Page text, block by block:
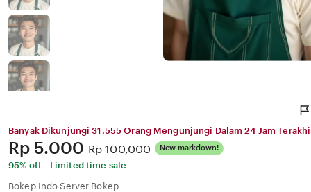
Banyak Dikunjungi 31.555 Orang Mengunjungi Dalam 24 Jam
Price:
Rp 5.000 Original
Price:
Rp 100,000 New markdown!
95% off
Limited time sale
Bokep Indo Server Bokep